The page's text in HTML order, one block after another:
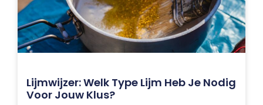
Lijmwijzer: Welk Type Lijm Heb Je Nodig
Voor Jouw Klus?